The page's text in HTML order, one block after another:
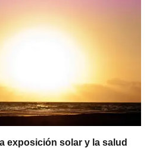
exposición solar y la salud